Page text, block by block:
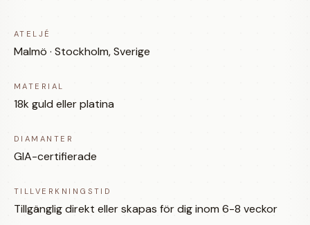
ATELJÉ
Malmö · Stockholm, Sverige
MATERIAL
18k guld eller platina
DIAMANTER
GIA-certifierade
TILLVERKNINGSTID
Tillgänglig direkt eller skapas för dig inom 6-8 veckor